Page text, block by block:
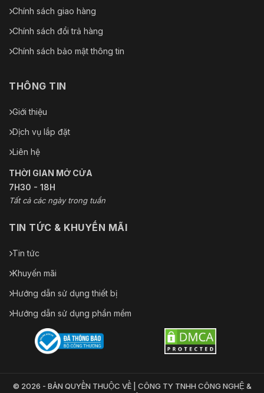
Chính sách giao hàng
Chính sách đổi trả hàng
Chính sách bảo mật thông tin
THÔNG TIN
Giới thiệu
Dịch vụ lắp đặt
Liên hệ
THỜI GIAN MỞ CỬA
7H30 - 18H
Tất cả các ngày trong tuần
TIN TỨC & KHUYẾN MÃI
Tin tức
Khuyến mãi
Hướng dẫn sử dụng thiết bị
Hướng dẫn sử dụng phần mềm
© 2026 - BẢN QUYỀN THUỘC VỀ | CÔNG TY TNHH CÔNG NGHỆ &